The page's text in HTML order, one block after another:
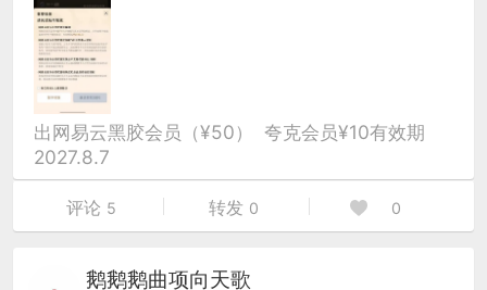
出网易云黑胶会员（¥50） 夸克会员¥10有效期
2027.8.7
评论 5 转发 0 0
鹅鹅鹅曲项向天歌